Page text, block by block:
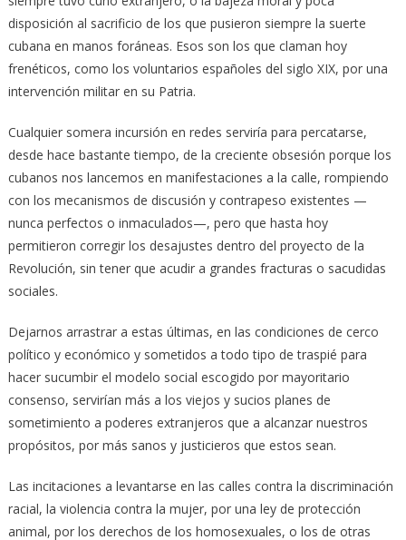
disposición al sacrificio de los que pusieron siempre la suerte
cubana en manos foráneas. Esos son los que claman hoy
frenéticos, como los voluntarios españoles del siglo XIX, por una
intervención militar en su Patria.
Cualquier somera incursión en redes serviría para percatarse,
desde hace bastante tiempo, de la creciente obsesión porque los
cubanos nos lancemos en manifestaciones a la calle, rompiendo
con los mecanismos de discusión y contrapeso existentes —
nunca perfectos o inmaculados—, pero que hasta hoy
permitieron corregir los desajustes dentro del proyecto de la
Revolución, sin tener que acudir a grandes fracturas o sacudidas
sociales.
Dejarnos arrastrar a estas últimas, en las condiciones de cerco
político y económico y sometidos a todo tipo de traspié para
hacer sucumbir el modelo social escogido por mayoritario
consenso, servirían más a los viejos y sucios planes de
sometimiento a poderes extranjeros que a alcanzar nuestros
propósitos, por más sanos y justicieros que estos sean.
Las incitaciones a levantarse en las calles contra la discriminación
racial, la violencia contra la mujer, por una ley de protección
animal, por los derechos de los homosexuales, o los de otras